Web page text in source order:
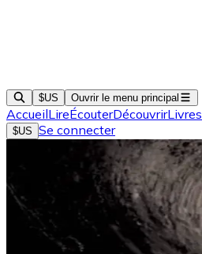
$US Ouvrir le menu principal
AccueilLireÉcouterDécouvrirLivres
$US Se connecter